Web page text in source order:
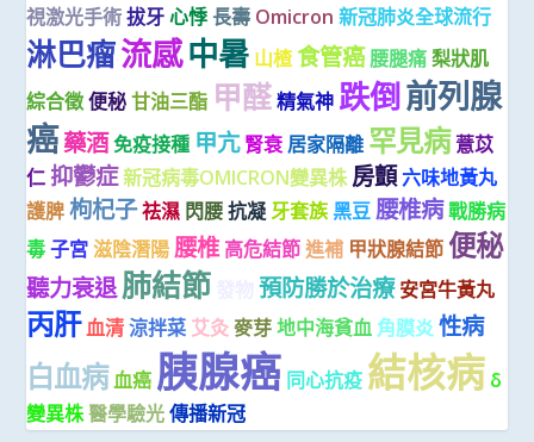
視激光手術 拔牙 心悸 長壽 Omicron 新冠肺炎全球流行
淋巴瘤流感中暑 山楂 食管癌 腰腿痛 梨狀肌
綜合徵 便秘 甘油三酯 甲醛 精氣神 跌倒前列腺
癌藥酒免疫接種 甲亢 腎衰 居家隔離 罕見病薏苡
仁 抑鬱症新冠病毒OMICRON變異株 房顫 六味地黃丸
護脾 枸杞子祛濕 閃腰 抗凝 牙套族 黑豆 腰椎病戰勝病
毒 子宮 滋陰潛陽 腰椎 高危結節 進補 甲狀腺結節 便秘
聽力衰退肺結節 預防勝於治療 安宮牛黃丸
丙肝血清 涼拌菜 艾灸 麥芽 地中海貧血 角膜炎 性病
白血病血癌 胰腺癌 同心抗疫 結核病 δ
變異株醫學驗光 傳播新冠